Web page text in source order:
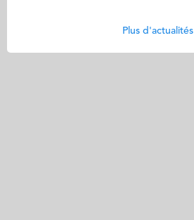
Plus d'actualités